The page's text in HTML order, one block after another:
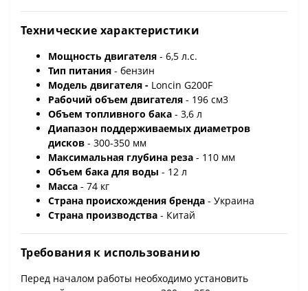
Технические характеристики
Мощность двигателя - 6,5 л.с.
Тип питания - бензин
Модель двигателя - Loncin G200F
Рабочий объем двигателя - 196 см3
Объем топливного бака - 3,6 л
Диапазон поддерживаемых диаметров
дисков - 300-350 мм
Максимальная глубина реза - 110 мм
Объем бака для воды - 12 л
Масса - 74 кг
Страна происхождения бренда - Украина
Страна производства - Китай
Требования к использованию
Перед началом работы необходимо установить